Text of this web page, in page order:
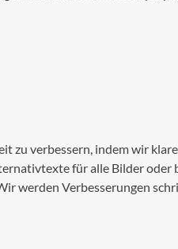
zu verbessern, indem wir
für alle Bilder oder
werden Verbesserungen